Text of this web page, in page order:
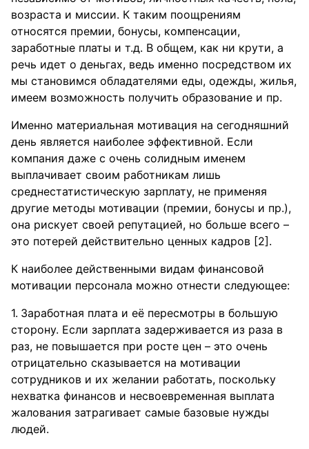
возраста и миссии. К таким поощрениям
относятся премии, бонусы, компенсации,
заработные платы и т.д. В общем, как ни крути, а
речь идет о деньгах, ведь именно посредством их
мы становимся обладателями еды, одежды, жилья,
имеем возможность получить образование и пр.
Именно материальная мотивация на сегодняшний
день является наиболее эффективной. Если
компания даже с очень солидным именем
выплачивает своим работникам лишь
среднестатистическую зарплату, не применяя
другие методы мотивации (премии, бонусы и пр.),
она рискует своей репутацией, но больше всего –
это потерей действительно ценных кадров [2].
К наиболее действенными видам финансовой
мотивации персонала можно отнести следующее:
Заработная плата и её пересмотры в большую
сторону. Если зарплата задерживается из раза в
раз, не повышается при росте цен – это очень
отрицательно сказывается на мотивации
сотрудников и их желании работать, поскольку
нехватка финансов и несвоевременная выплата
жалования затрагивает самые базовые нужды
людей.